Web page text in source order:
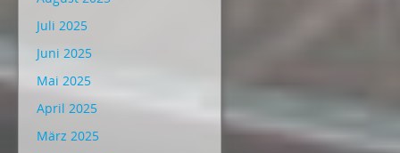
Juli 2025
Juni 2025
Mai 2025
April 2025
März 2025